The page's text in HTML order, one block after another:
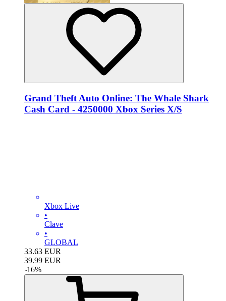
Grand Theft Auto Online: The Whale Shark
Cash Card - 4250000 Xbox Series X/S
Xbox Live
•
Clave
•
GLOBAL
33.63 EUR
39.99 EUR
-16%